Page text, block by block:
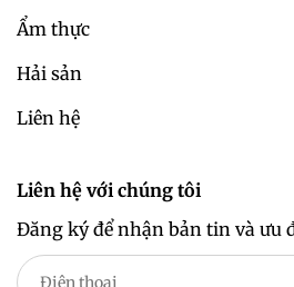
Ẩm thực
Hải sản
Liên hệ
Liên hệ với chúng tôi
Đăng ký để nhận bản tin và ưu